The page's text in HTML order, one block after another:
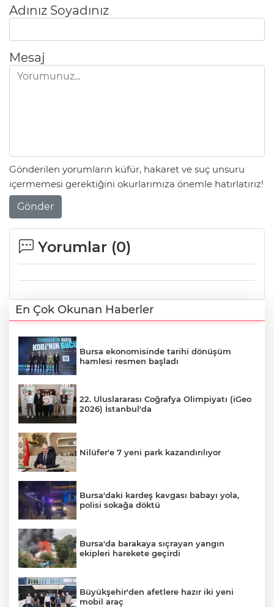
Adınız Soyadınız
Mesaj
Gönderilen yorumların küfür, hakaret ve suç unsuru
içermemesi gerektiğini okurlarımıza önemle hatırlatırız!
Gönder
Yorumlar (0)
En Çok Okunan Haberler
Bursa ekonomisinde tarihi dönüşüm
hamlesi resmen başladı
22. Uluslararası Coğrafya Olimpiyatı (iGeo
2026) İstanbul'da
Nilüfer'e 7 yeni park kazandırılıyor
Bursa'daki kardeş kavgası babayı yola,
polisi sokağa döktü
Bursa'da barakaya sıçrayan yangın
ekipleri harekete geçirdi
Büyükşehir'den afetlere hazır iki yeni
mobil araç